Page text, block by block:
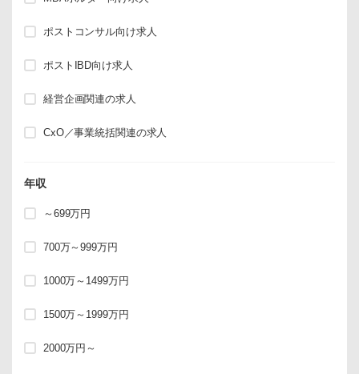
ポストコンサル向け求人
ポストIBD向け求人
経営企画関連の求人
CxO／事業統括関連の求人
年収
～699万円
700万～999万円
1000万～1499万円
1500万～1999万円
2000万円～